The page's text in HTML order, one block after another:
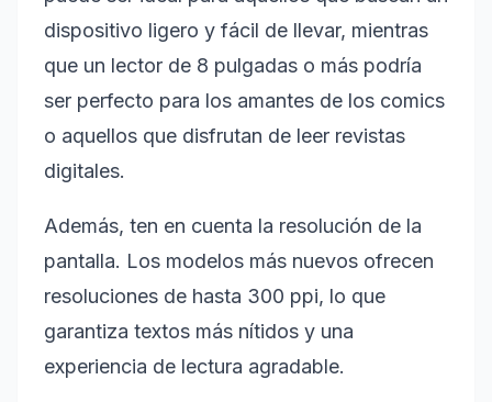
dispositivo ligero y fácil de llevar, mientras
que un lector de 8 pulgadas o más podría
ser perfecto para los amantes de los comics
o aquellos que disfrutan de leer revistas
digitales.
Además, ten en cuenta la resolución de la
pantalla. Los modelos más nuevos ofrecen
resoluciones de hasta 300 ppi, lo que
garantiza textos más nítidos y una
experiencia de lectura agradable.